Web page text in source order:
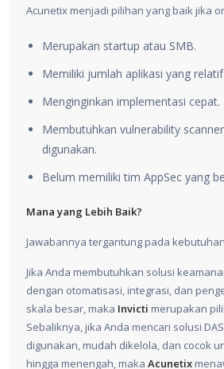
Acunetix menjadi pilihan yang baik jika
Merupakan startup atau SMB.
Memiliki jumlah aplikasi yang
Menginginkan implementasi cepat.
Membutuhkan vulnerability
digunakan.
Belum memiliki tim AppSec yang
Mana yang Lebih Baik?
Jawabannya tergantung pada
Jika Anda membutuhkan solusi
dengan otomatisasi, integrasi, dan
skala besar, maka Invicti merupakan
Sebaliknya, jika Anda mencari solusi
digunakan, mudah dikelola, dan cocok
hingga menengah, maka Acunetix